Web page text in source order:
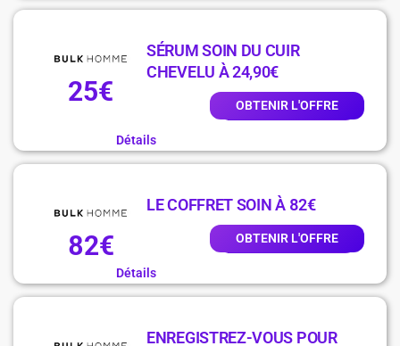
25€
SÉRUM SOIN DU CUIR
CHEVELU À 24,90€
OBTENIR L'OFFRE
Détails
82€
LE COFFRET SOIN À 82€
OBTENIR L'OFFRE
Détails
ENREGISTREZ-VOUS POUR